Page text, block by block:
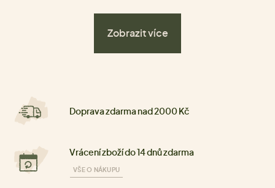
Zobrazit více
Doprava zdarma nad 2000 Kč
Vrácení zboží do 14 dnů zdarma
VŠE O NÁKUPU